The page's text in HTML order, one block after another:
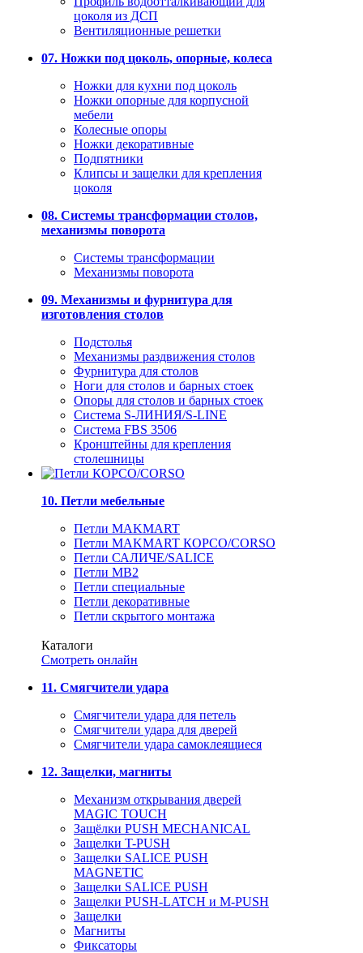
цоколя из ДСП
Вентиляционные решетки
07. Ножки под цоколь, опорные, колеса
Ножки для кухни под цоколь
Ножки опорные для корпусной
мебели
Колесные опоры
Ножки декоративные
Подпятники
Клипсы и защелки для крепления
цоколя
08. Системы трансформации столов,
механизмы поворота
Системы трансформации
Механизмы поворота
09. Механизмы и фурнитура для
изготовления столов
Подстолья
Механизмы раздвижения столов
Фурнитура для столов
Ноги для столов и барных стоек
Опоры для столов и барных стоек
Система S-ЛИНИЯ/S-LINE
Система FBS 3506
Кронштейны для крепления
столешницы
10. Петли мебельные
Петли MAKMART
Петли MAKMART КОРСО/CORSO
Петли САЛИЧЕ/SALICE
Петли MB2
Петли специальные
Петли декоративные
Петли скрытого монтажа
Каталоги
Смотреть онлайн
11. Смягчители удара
Смягчители удара для петель
Смягчители удара для дверей
Cмягчители удара самоклеящиеся
12. Защелки, магниты
Механизм открывания дверей
MAGIC TOUCH
Защёлки PUSH MECHANICAL
Защелки T-PUSH
Защелки SALICE PUSH
MAGNETIC
Защелки SALICE PUSH
Защелки PUSH-LATCH и M-PUSH
Защелки
Магниты
Фиксаторы